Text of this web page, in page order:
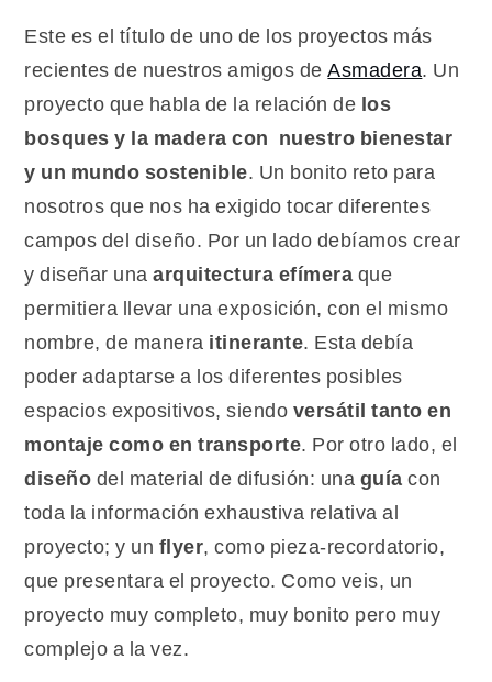
verde,
en
madera
Este es el título de uno de los proyectos más
recientes de nuestros amigos deAsmadera. Un
proyecto que habla de la relación de los
bosques y la madera con nuestro bienestar
y un mundo sostenible. Un bonito reto para
nosotros que nos ha exigido tocar diferentes
campos del diseño. Por un lado debíamos crear
y diseñar unaarquitectura efímera que
permitiera llevar una exposición, con el mismo
nombre, de manera itinerante. Esta debía
poder adaptarse a los diferentes posibles
espacios expositivos, siendo versátil tanto en
montaje como en transporte. Por otro lado, el
diseño del material de difusión: una guía con
toda la información exhaustiva relativa al
proyecto; y un flyer, como pieza-recordatorio,
que presentara el proyecto. Como veis, un
proyecto muy completo, muy bonito pero muy
complejo a la vez.